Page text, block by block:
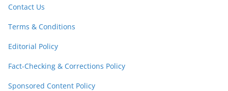
Contact Us
Terms & Conditions
Editorial Policy
Fact-Checking & Corrections Policy
Sponsored Content Policy